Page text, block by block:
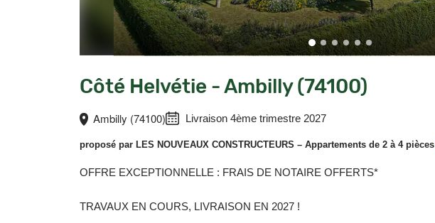
Côté Helvétie - Ambilly (74100)
Ambilly (74100) Livraison 4ème trimestre 2027
proposé par LES NOUVEAUX CONSTRUCTEURS – Appartements de 2 à 4 pièces
OFFRE EXCEPTIONNELLE : FRAIS DE NOTAIRE OFFERTS*
TRAVAUX EN COURS, LIVRAISON EN 2027 !